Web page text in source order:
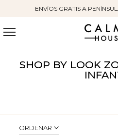
contenido
ENVÍOS GRATIS A
SHOP BY LOOK
ORDENAR